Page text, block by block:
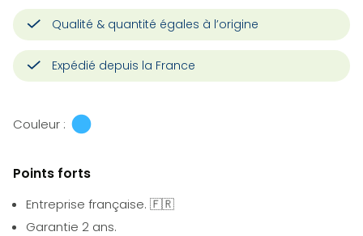
Qualité & quantité égales à l’origine
Expédié depuis la France
Couleur :
Points forts
Entreprise française. 🇫🇷
Garantie 2 ans.